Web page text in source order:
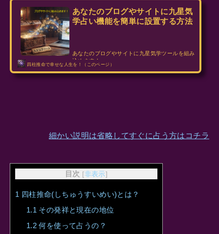
あなたのブログやサイトに九星気
学占い機能を簡単に設置する方法
あなたのブログやサイトに九星気学ツールを組み
込めます！
四柱推命で幸せな人生を！（このページ）
細かい説明は省略してすぐに占う方はコチラ
目次 [非表示]
1 四柱推命(しちゅうすいめい)とは？
1.1 その発祥と現在の地位
1.2 何を使って占うの？